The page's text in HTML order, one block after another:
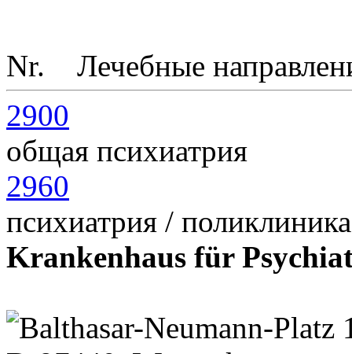
Nr.
Лечебные
2900
общая психиатрия
2960
психиатрия /
Krankenhaus für
Balthasar-Neumann-Platz